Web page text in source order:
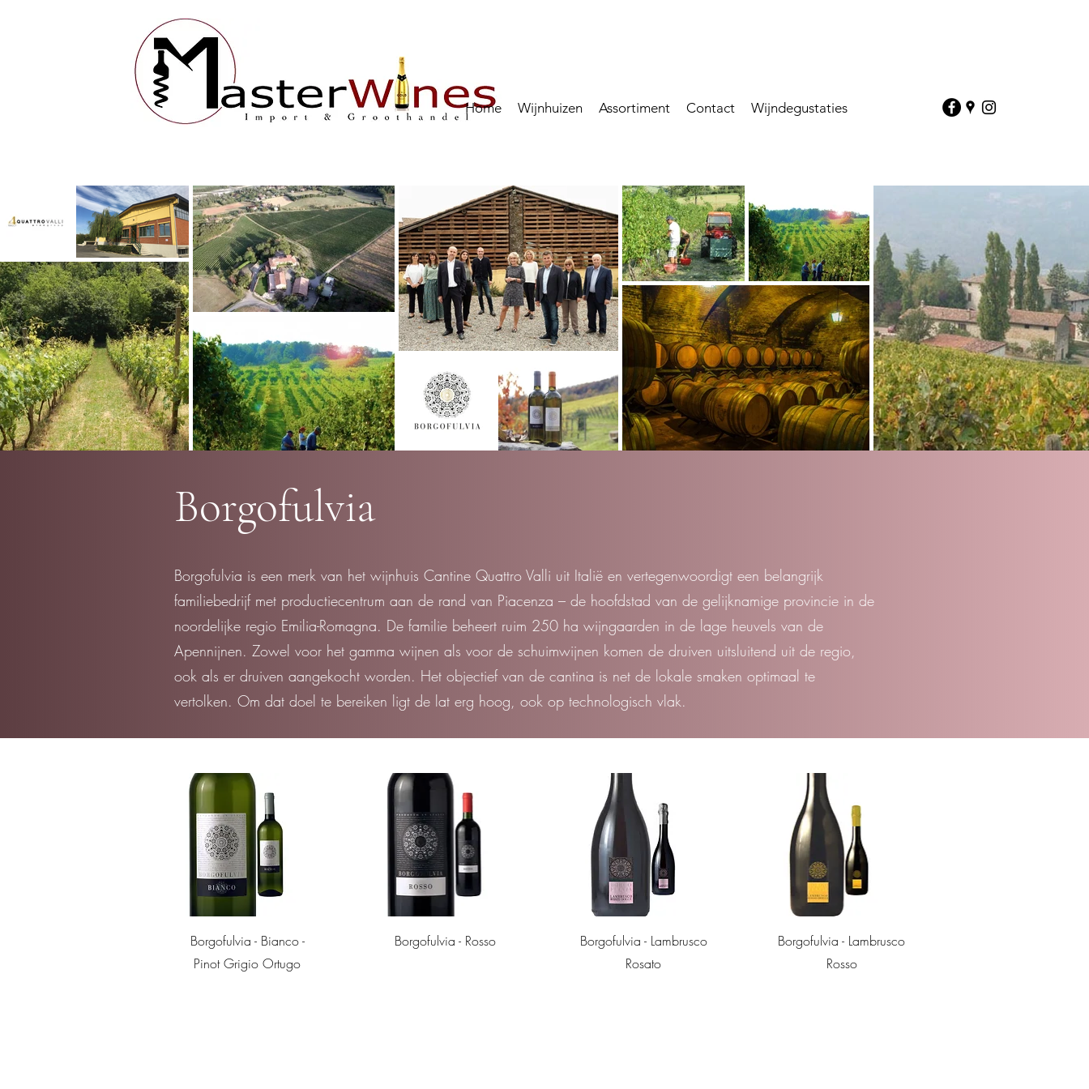
Home Wijnhuizen Assortiment Contact Wijndegustaties
Borgofulvia
Borgofulvia is een merk van het wijnhuis Cantine Quattro Valli uit Italië en vertegenwoordigt een belangrijk
familiebedrijf met productiecentrum aan de rand van Piacenza – de hoofdstad van de gelijknamige provincie in de
noordelijke regio Emilia-Romagna. De familie beheert ruim 250 ha wijngaarden in de lage heuvels van de
Apennijnen. Zowel voor het gamma wijnen als voor de schuimwijnen komen de druiven uitsluitend uit de regio,
ook als er druiven aangekocht worden. Het objectief van de cantina is net de lokale smaken optimaal te
vertolken. Om dat doel te bereiken ligt de lat erg hoog, ook op technologisch vlak.
Quick View
Borgofulvia - Bianco -
Pinot Grigio Ortugo
Quick View
Borgofulvia - Rosso Quick View
Borgofulvia - Lambrusco
Rosato
Quick View
Borgofulvia - Lambrusco
Rosso